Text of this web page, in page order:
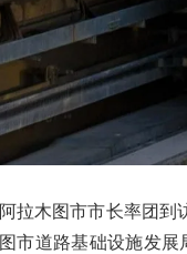
阿拉木图市市长率团到
图市道路基础设施发